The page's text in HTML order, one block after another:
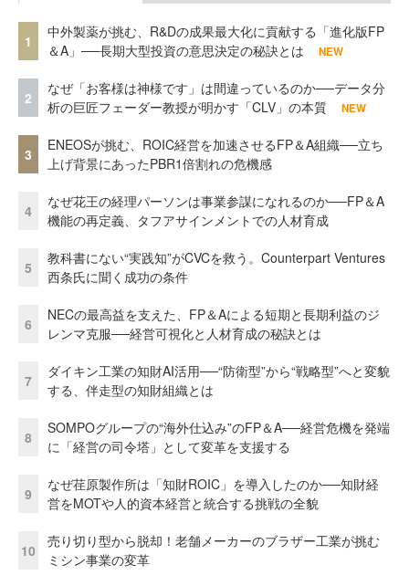
1
中外製薬が挑む、R&Dの成果最大化に貢献する「進化版FP
＆A」──長期大型投資の意思決定の秘訣とは
NEW
2
なぜ「お客様は神様です」は間違っているのか──データ分
析の巨匠フェーダー教授が明かす「CLV」の本質
NEW
3
ENEOSが挑む、ROIC経営を加速させるFP＆A組織──立ち
上げ背景にあったPBR1倍割れの危機感
4
なぜ花王の経理パーソンは事業参謀になれるのか──FP＆A
機能の再定義、タフアサインメントでの人材育成
5
教科書にない“実践知”がCVCを救う。Counterpart Ventures
西条氏に聞く成功の条件
6
NECの最高益を支えた、FP＆Aによる短期と長期利益のジ
レンマ克服──経営可視化と人材育成の秘訣とは
7
ダイキン工業の知財AI活用──“防衛型”から“戦略型”へと変貌
する、伴走型の知財組織とは
8
SOMPOグループの“海外仕込み”のFP＆A──経営危機を発端
に「経営の司令塔」として変革を支援する
9
なぜ荏原製作所は「知財ROIC」を導入したのか──知財経
営をMOTや人的資本経営と統合する挑戦の全貌
10
売り切り型から脱却！老舗メーカーのブラザー工業が挑む
ミシン事業の変革